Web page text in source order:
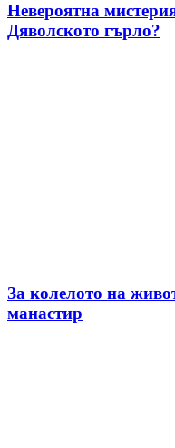
Невероятна
Дяволското гърло?
За колелото на
манастир